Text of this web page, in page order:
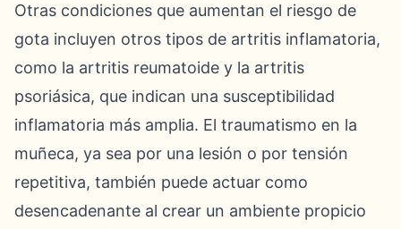
Otras condiciones que aumentan el riesgo de
gota incluyen otros tipos de artritis inflamatoria,
como la artritis reumatoide y la artritis
psoriásica, que indican una susceptibilidad
inflamatoria más amplia. El traumatismo en la
muñeca, ya sea por una lesión o por tensión
repetitiva, también puede actuar como
desencadenante al crear un ambiente propicio